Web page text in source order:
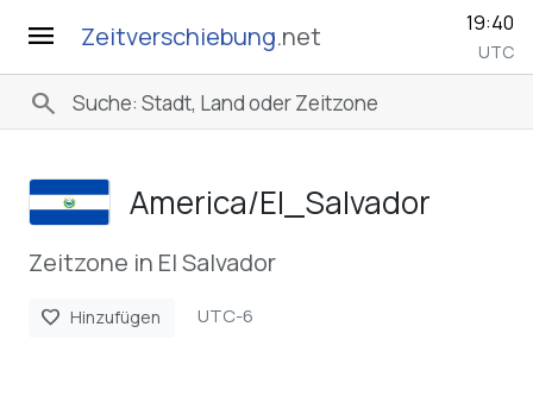
menu Zeitverschiebung.net 19:40
UTC
search
America/­El_Salvador
Zeitzone in El Salvador
favorite Hinzufügen UTC-6